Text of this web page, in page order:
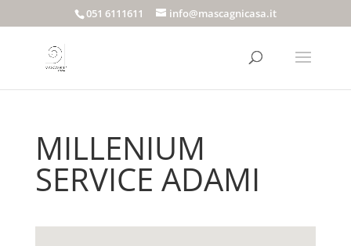
051 6111611 info@mascagnicasa.it
MILLENIUM
SERVICE ADAMI